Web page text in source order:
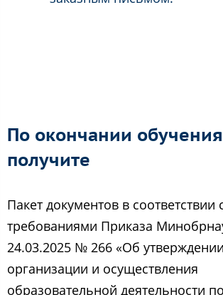
По окончании
получите
Пакет документов в соответствии
требованиями Приказа
24.03.2025 № 266 «Об
организации и осуществления
образовательной деятельности по